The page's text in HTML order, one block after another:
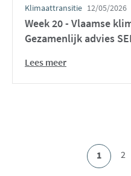
Week 20 - Vlaamse
Gezamenlijk advies
Lees meer
Klimaattransitie 12/05/2026
Huidige
pagina
1
Ga
2